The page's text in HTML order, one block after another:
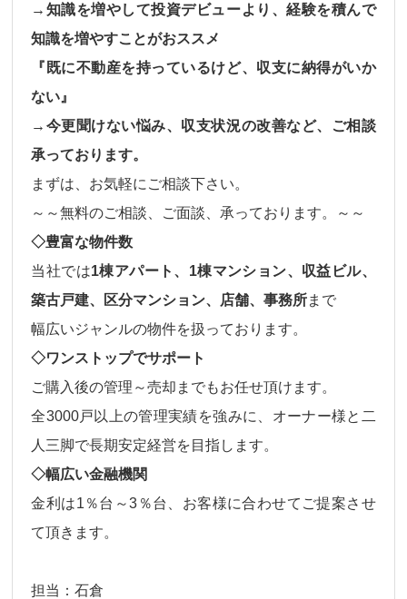
→知識を増やして投資デビューより、経験を積んで
知識を増やすことがおススメ
『既に不動産を持っているけど、収支に納得がいか
ない』
→今更聞けない悩み、収支状況の改善など、ご相談
承っております。
まずは、お気軽にご相談下さい。
～～無料のご相談、ご面談、承っております。～～
◇豊富な物件数
当社では1棟アパート、1棟マンション、収益ビル、
築古戸建、区分マンション、店舗、事務所まで
幅広いジャンルの物件を扱っております。
◇ワンストップでサポート
ご購入後の管理～売却 までもお任せ頂けます。
全3000戸以上の管理実績を強みに、オーナー様と二
人三脚で長期安定経営を目指します。
◇幅広い金融機関
金利は1％台～3％台、 お客様に合わせてご提案させ
て頂きます。
担当：石倉